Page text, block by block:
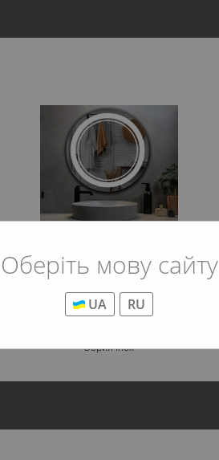
Оберіть мову сайту
UA RU
Gloss
Серия Inox